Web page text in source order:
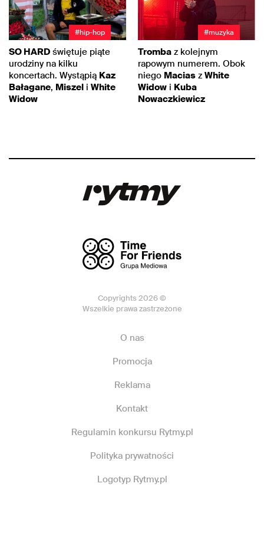
#hip-hop
SO HARD świętuje piąte
urodziny na kilku
koncertach. Wystąpią Kaz
Bałagane, Miszel i White
Widow
#muzyka
Tromba z kolejnym
rapowym numerem. Obok
niego Macias z White
Widow i Kuba
Nowaczkiewicz
Copyrights 2026 ©
Wszelkie prawa zastrzeżone
O nas
Promocja
Reklama
Kontakt
Regulamin konkursu Rytmy.pl
Polityka prywatności
Logotyp Rytmy.pl